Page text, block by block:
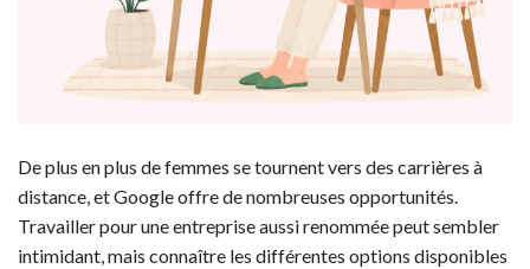
De plus en plus de femmes se tournent vers des carrières à
distance, et Google offre de nombreuses opportunités.
Travailler pour une entreprise aussi renommée peut sembler
intimidant, mais connaître les différentes options disponibles